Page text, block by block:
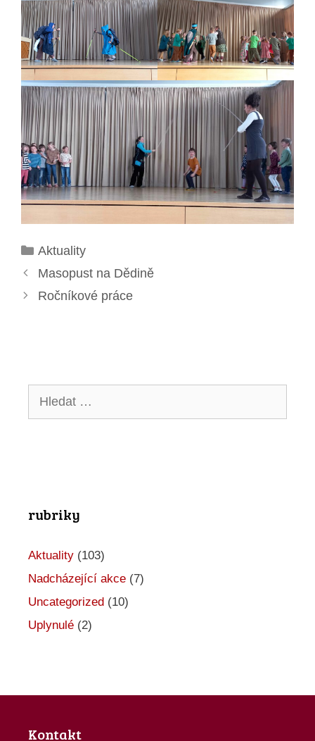
Rubriky
Aktuality
Masopust na Dědině
Ročníkové práce
Hledat:
rubriky
Aktuality (103)
Nadcházející akce (7)
Uncategorized (10)
Uplynulé (2)
Kontakt